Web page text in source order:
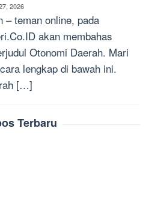
2026
– teman online, pada
akan membahas
Otonomi Daerah. Mari
lengkap di bawah ini.
[…]
Terbaru